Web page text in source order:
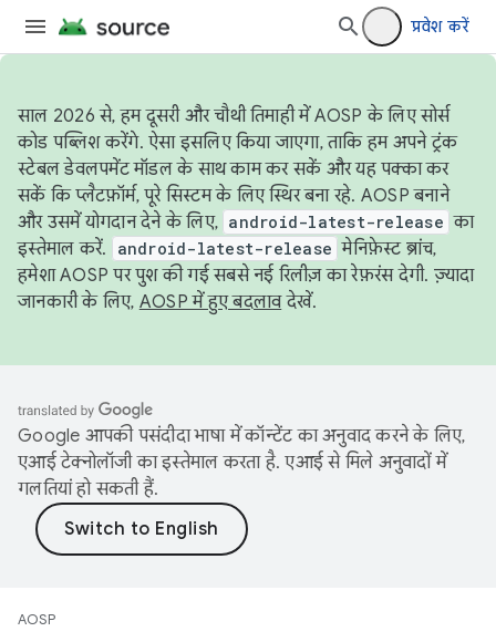
प्रवेश करें
साल 2026 से, हम दूसरी और चौथी तिमाही में AOSP के लिए सोर्स
कोड पब्लिश करेंगे. ऐसा इसलिए किया जाएगा, ताकि हम अपने ट्रंक
स्टेबल डेवलपमेंट मॉडल के साथ काम कर सकें और यह पक्का कर
सकें कि प्लैटफ़ॉर्म, पूरे सिस्टम के लिए स्थिर बना रहे. AOSP बनाने
और उसमें योगदान देने के लिए, android-latest-release का
इस्तेमाल करें.
android-latest-release मेनिफ़ेस्ट ब्रांच,
हमेशा AOSP पर पुश की गई सबसे नई रिलीज़ का रेफ़रंस देगी. ज़्यादा
जानकारी के लिए, AOSP में हुए बदलावदेखें.
Google आपकी पसंदीदा भाषा में कॉन्टेंट का अनुवाद करने के लिए,
एआई टेक्नोलॉजी का इस्तेमाल करता है. एआई से मिले अनुवादों में
गलतियां हो सकती हैं.
AOSP